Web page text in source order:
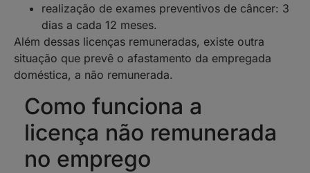
realização de exames preventivos de câncer: 3
dias a cada 12 meses.
Além dessas licenças remuneradas, existe outra
situação que prevê o afastamento da empregada
doméstica, a não remunerada.
Como funciona a
licença não remunerada
no emprego